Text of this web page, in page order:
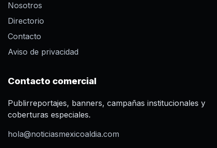
Nosotros
Directorio
Contacto
Aviso de privacidad
Contacto comercial
Publirreportajes, banners, campañas institucionales y
coberturas especiales.
hola@noticiasmexicoaldia.com